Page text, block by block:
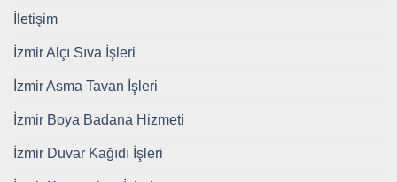
İletişim
İzmir Alçı Sıva İşleri
İzmir Asma Tavan İşleri
İzmir Boya Badana Hizmeti
İzmir Duvar Kağıdı İşleri